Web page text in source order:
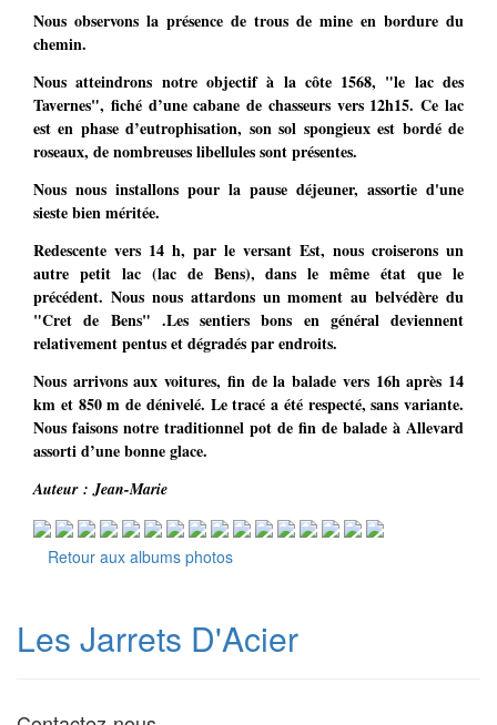
Nous observons la présence de trous de mine en bordure du
chemin.
Nous atteindrons notre objectif à la côte 1568, "le lac des
Tavernes", fiché d’une cabane de chasseurs vers 12h15. Ce lac
est en phase d’eutrophisation, son sol spongieux est bordé de
roseaux, de nombreuses libellules sont présentes.
Nous nous installons pour la pause déjeuner, assortie d'une
sieste bien méritée.
Redescente vers 14 h, par le versant Est, nous croiserons un
autre petit lac (lac de Bens), dans le même état que le
précédent. Nous nous attardons un moment au belvédère du
"Cret de Bens" .Les sentiers bons en général deviennent
relativement pentus et dégradés par endroits.
Nous arrivons aux voitures, fin de la balade vers 16h après 14
km et 850 m de dénivelé. Le tracé a été respecté, sans variante.
Nous faisons notre traditionnel pot de fin de balade à Allevard
assorti d’une bonne glace.
Auteur : Jean-Marie
Retour aux albums photos
Les Jarrets D'Acier